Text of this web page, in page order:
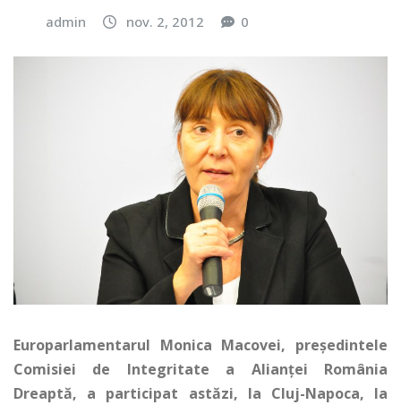
admin nov. 2, 2012 0
Europarlamentarul Monica Macovei, președintele
Comisiei de Integritate a Alianței România
Dreaptă, a participat astăzi, la Cluj-Napoca, la